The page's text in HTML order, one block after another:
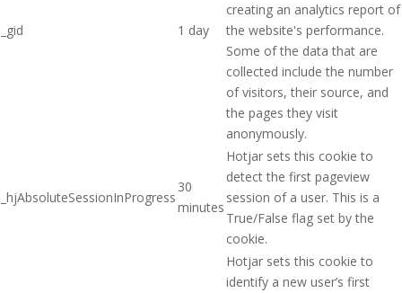
_gid 1 day
creating an analytics report of
the website's performance.
Some of the data that are
collected include the number
of visitors, their source, and
the pages they visit
anonymously.
_hjAbsoluteSessionInProgress
30
minutes
Hotjar sets this cookie to
detect the first pageview
session of a user. This is a
True/False flag set by the
cookie.
Hotjar sets this cookie to
identify a new user’s first